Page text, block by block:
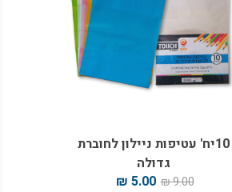
10יח' עטיפות ניילון לחוברת
גדולה
9.00 ₪
5.00 ₪